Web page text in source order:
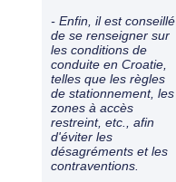
- Enfin, il est conseillé
de se renseigner sur
les conditions de
conduite en Croatie,
telles que les règles
de stationnement, les
zones à accès
restreint, etc., afin
d'éviter les
désagréments et les
contraventions.